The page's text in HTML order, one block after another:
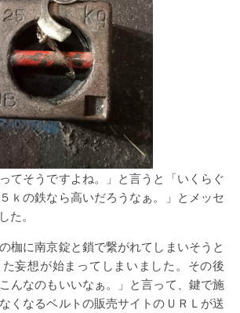
てそうですよね。」と言うと「いくらぐ
ｋの鉄なら高いだろうなぁ。」とメッセ
た。
枷に南京錠と鎖で繋がれてしまいそうと
妄想が始まってしまいました。その後
んなのもいいなぁ。」と言って、鍵で施
くなるベルトの販売サイトのＵＲＬが送